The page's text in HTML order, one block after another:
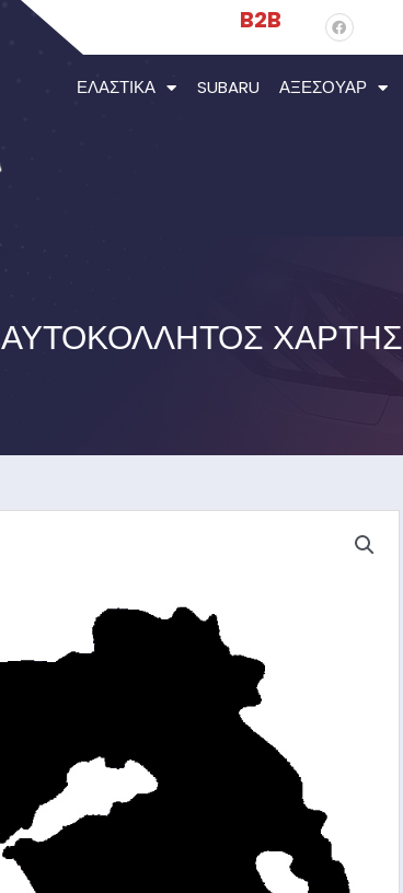
B2B
ΕΛΑΣΤΙΚΆ SUBARU ΑΞΕΣΟΥΆΡ
ΑΥΤΟΚΌΛΛΗΤΟΣ